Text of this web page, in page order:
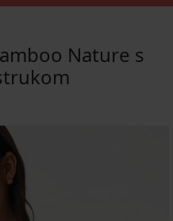
Nature s